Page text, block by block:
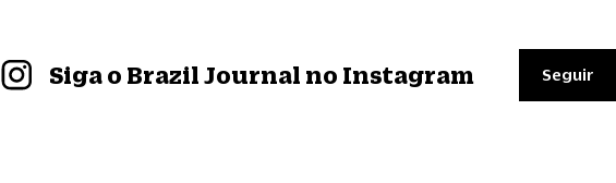
Siga o Brazil Journal no Instagram Seguir